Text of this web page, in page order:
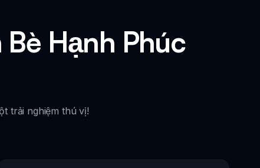
Hạnh Phúc
trải nghiệm thú vị!